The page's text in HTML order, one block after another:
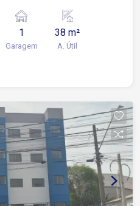
ele é perfeito para
A garagem
para seu
1
Garagem
38 m²
A. Útil